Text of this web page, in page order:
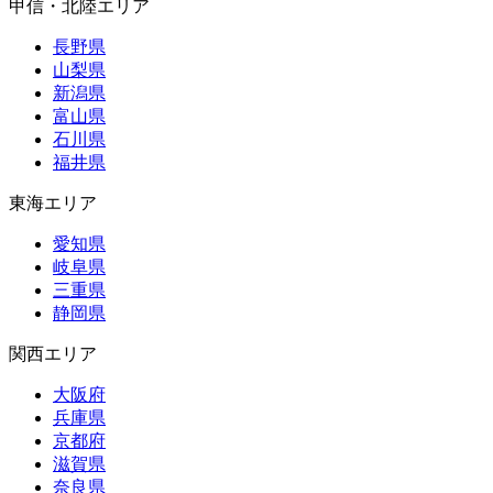
甲信・北陸エリア
長野県
山梨県
新潟県
富山県
石川県
福井県
東海エリア
愛知県
岐阜県
三重県
静岡県
関西エリア
大阪府
兵庫県
京都府
滋賀県
奈良県